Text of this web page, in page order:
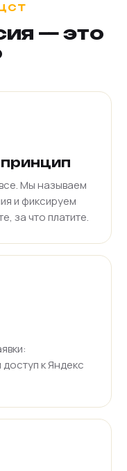
— это
Мы называем
и фиксируем
за что платите.
к Яндекс